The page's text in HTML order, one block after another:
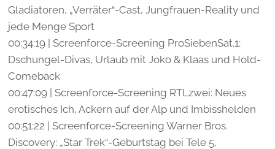
Gladiatoren, „Verräter“-Cast, Jungfrauen-Reality und
jede Menge Sport
00:34:19 | Screenforce-Screening ProSiebenSat.1:
Dschungel-Divas, Urlaub mit Joko & Klaas und Hold-
Comeback
00:47:09 | Screenforce-Screening RTLzwei: Neues
erotisches Ich, Ackern auf der Alp und Imbisshelden
00:51:22 | Screenforce-Screening Warner Bros.
Discovery: „Star Trek“-Geburtstag bei Tele 5,